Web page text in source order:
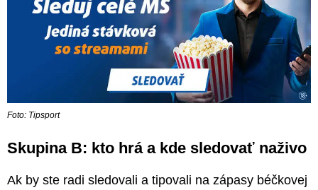
Foto: Tipsport
Skupina B: kto hrá a kde sledovať naživo
Ak by ste radi sledovali a tipovali na zápasy béčkovej